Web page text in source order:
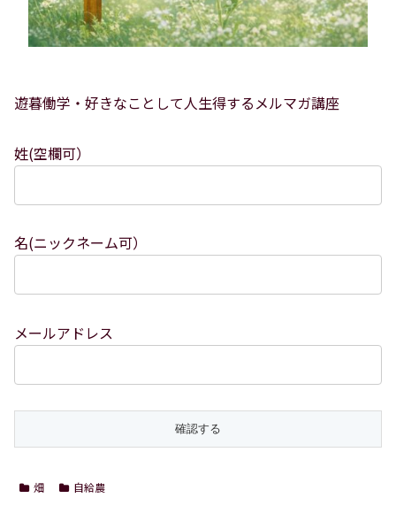
遊暮働学・好きなことして人生得するメルマガ講座
姓(空欄可）
名(ニックネーム可）
メールアドレス
畑 自給農